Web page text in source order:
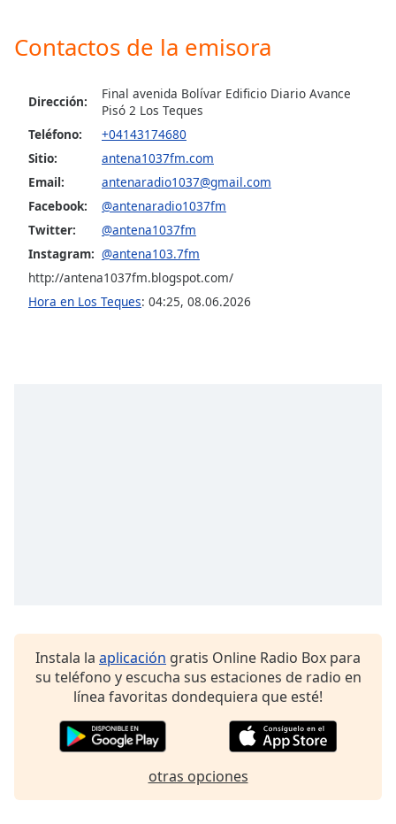
window.
cancel
close
window.
Opacity
Contactos de la emisora
Dirección:
Final avenida Bolívar Edificio Diario Avance
Pisó 2 Los Teques
Teléfono:
+04143174680
Sitio:
antena1037fm.com
Email:
antenaradio1037@gmail.com
Facebook:
@antenaradio1037fm
Twitter:
@antena1037fm
Instagram: @antena103.7fm
http://antena1037fm.blogspot.com/
Hora en Los Teques: 04:25, 08.06.2026
Instala la aplicación gratis Online Radio Box para
su teléfono y escucha sus estaciones de radio en
línea favoritas dondequiera que esté!
otras opciones